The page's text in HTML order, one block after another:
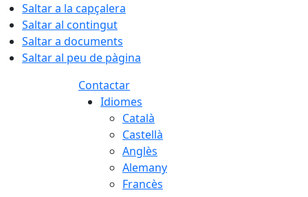
Saltar a la capçalera
Saltar al contingut
Saltar a documents
Saltar al peu de pàgina
Contactar
Idiomes
Català
Castellà
Anglès
Alemany
Francès